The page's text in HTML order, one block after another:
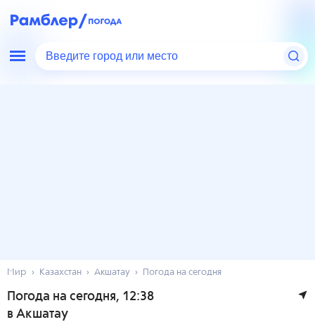
Введите город или место
Мир Казахстан Акшатау Погода на сегодня
Погода на сегодня, 12:38
в Акшатау